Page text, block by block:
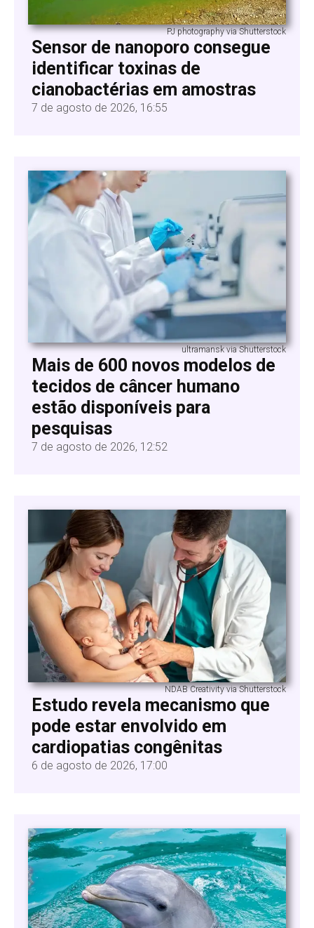
PJ photography via Shutterstock
Sensor de nanoporo consegue
identificar toxinas de
cianobactérias em amostras
7 de agosto de 2026, 16:55
ultramansk via Shutterstock
Mais de 600 novos modelos de
tecidos de câncer humano
estão disponíveis para
pesquisas
7 de agosto de 2026, 12:52
NDAB Creativity via Shutterstock
Estudo revela mecanismo que
pode estar envolvido em
cardiopatias congênitas
6 de agosto de 2026, 17:00